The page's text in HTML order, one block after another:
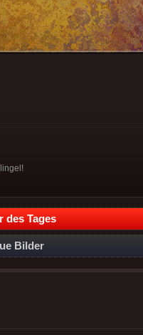
des Tages
Bilder